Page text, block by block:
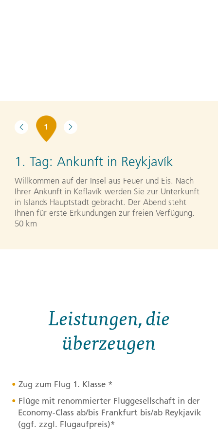
1
1. Tag: Ankunft in Reykjavík
Willkommen auf der Insel aus Feuer und Eis. Nach
Ihrer Ankunft in Keflavík werden Sie zur Unterkunft
in Islands Hauptstadt gebracht. Der Abend steht
Ihnen für erste Erkundungen zur freien Verfügung.
50 km
Leistungen, die
überzeugen
Zug zum Flug 1. Klasse *
Flüge mit renommierter Fluggesellschaft in der
Economy-Class ab/bis Frankfurt bis/ab Reykjavík
(ggf. zzgl. Flugaufpreis)*